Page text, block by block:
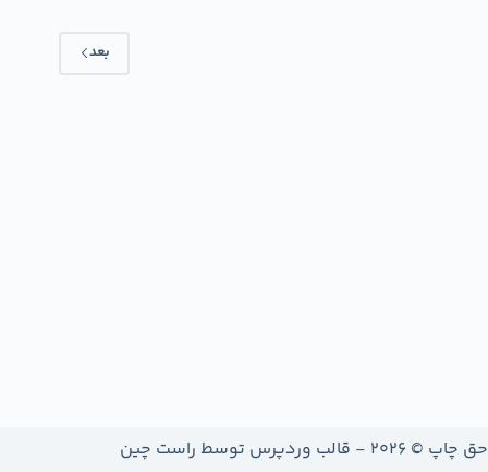
بعد
حق چاپ © 2026 - قالب وردپرس توسط راست چین